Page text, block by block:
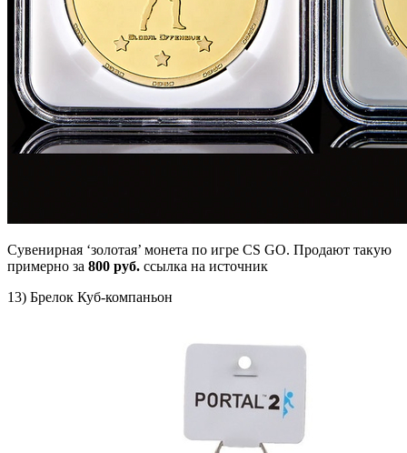
Сувенирная ‘золотая’ монета по игре CS GO. Продают такую
примерно за 800 руб. ссылка на источник
13) Брелок Куб-компаньон